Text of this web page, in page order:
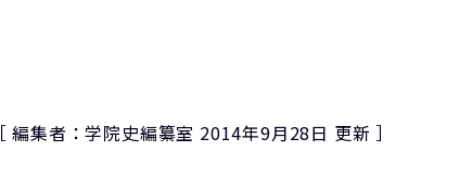
［ 編集者：学院史編纂室 2014年9月28日 更新 ］